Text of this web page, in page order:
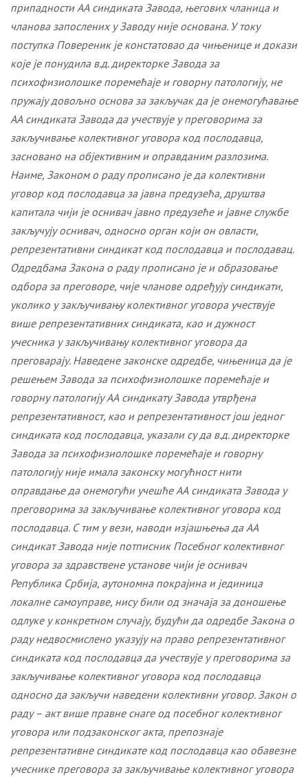
припадности АА синдиката Завода, његових чланица и
чланова запослених у Заводу није основана. У току
поступка Повереник је констатовао да чињенице и докази
које је понудила в.д. директорке Завода за
психофизиолошке поремећаје и говорну патологију, не
пружају довољно основа за закључак да је онемогућавање
АА синдиката Завода да учествује у преговорима за
закључивање колективног уговора код послодавца,
засновано на објективним и оправданим разлозима.
Наиме, Законом о раду прописано је да колективни
уговор код послодавца за јавна предузећа, друштва
капитала чији је оснивач јавно предузеће и јавне службе
закључују оснивач, односно орган који он овласти,
репрезентативни синдикат код послодавца и послодавац.
Одредбама Закона о раду прописано је и образовање
одбора за преговоре, чије чланове одређују синдикати,
уколико у закључивању колективног уговора учествује
више репрезентативних синдиката, као и дужност
учесника у закључивању колективног уговора да
преговарају. Наведене законске одредбе, чињеница да је
решењем Завода за психофизиолошке поремећаје и
говорну патологију АА синдикату Завода утврђена
репрезентативност, као и репрезентативност још једног
синдиката код послодавца, указали су да в.д. директорке
Завода за психофизиолошке поремећаје и говорну
патологију није имала законску могућност нити
оправдање да онемогући учешће АА синдиката Завода у
преговорима за закључивање колективног уговора код
послодавца. С тим у вези, наводи изјашњења да АА
синдикат Завода није потписник Посебног колективног
уговора за здравствене установе чији је оснивач
Република Србија, аутономна покрајина и јединица
локалне самоуправе, нису били од значаја за доношење
одлуке у конкретном случају, будући да одредбе Закона о
раду недвосмислено указују на право репрезентативног
синдиката код послодавца да учествује у преговорима за
закључивање колективног уговора код послодавца
односно да закључи наведени колективни уговор. Закон о
раду – акт више правне снаге од посебног колективног
уговора или подзаконског акта, препознаје
репрезентативне синдикате код послодавца као обавезне
учеснике преговора за закључивање колективног уговора